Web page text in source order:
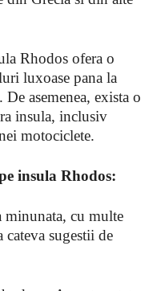
Rhodos ofera o
luxoase pana la
asemenea, exista o
insula, inclusiv
motociclete.
insula Rhodos:
minunata, cu multe
cateva sugestii de